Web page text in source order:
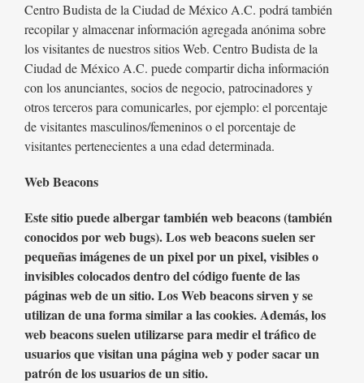
Centro Budista de la Ciudad de México A.C. podrá también
recopilar y almacenar información agregada anónima sobre
los visitantes de nuestros sitios Web. Centro Budista de la
Ciudad de México A.C. puede compartir dicha información
con los anunciantes, socios de negocio, patrocinadores y
otros terceros para comunicarles, por ejemplo: el porcentaje
de visitantes masculinos/femeninos o el porcentaje de
visitantes pertenecientes a una edad determinada.
Web Beacons
Este sitio puede albergar también web beacons (también
conocidos por web bugs). Los web beacons suelen ser
pequeñas imágenes de un pixel por un pixel, visibles o
invisibles colocados dentro del código fuente de las
páginas web de un sitio. Los Web beacons sirven y se
utilizan de una forma similar a las cookies. Además, los
web beacons suelen utilizarse para medir el tráfico de
usuarios que visitan una página web y poder sacar un
patrón de los usuarios de un sitio.